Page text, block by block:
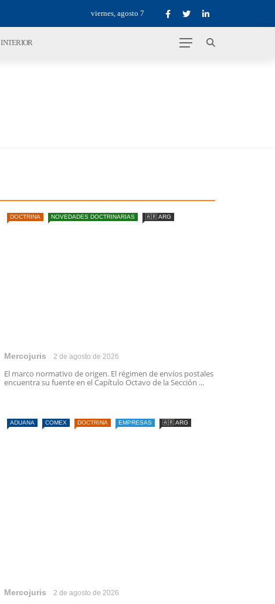
viernes, agosto 7
INTERIOR
DOCTRINA NOVEDADES DOCTRINARIAS 🇦🇷 ARG
Mercojuris 2 de agosto de 2026
El marco normativo de origen. El régimen de envíos postales
encuentra su fuente en el Capítulo Octavo de la Sección ...
ADUANA COMEX DOCTRINA EMPRESAS 🇦🇷 ARG
Mercojuris 2 de agosto de 2026